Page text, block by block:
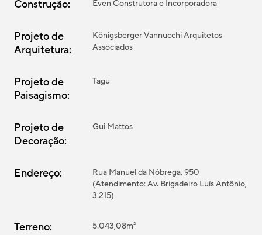
Construção: Even Construtora e Incorporadora
Projeto de
Arquitetura:
Königsberger Vannucchi Arquitetos
Associados
Projeto de
Paisagismo:
Tagu
Projeto de
Decoração:
Gui Mattos
Endereço:
Rua Manuel da Nóbrega, 950
(Atendimento: Av. Brigadeiro Luís Antônio,
3.215)
Terreno: 5.043,08m²